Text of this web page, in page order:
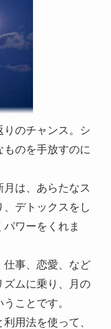
のチャンス。シ
のを手放すのに
は、あらたなス
デトックスをし
ワーをくれま
仕事、恋愛、など
ズムに乗り、月の
ことです。
用法を使って、